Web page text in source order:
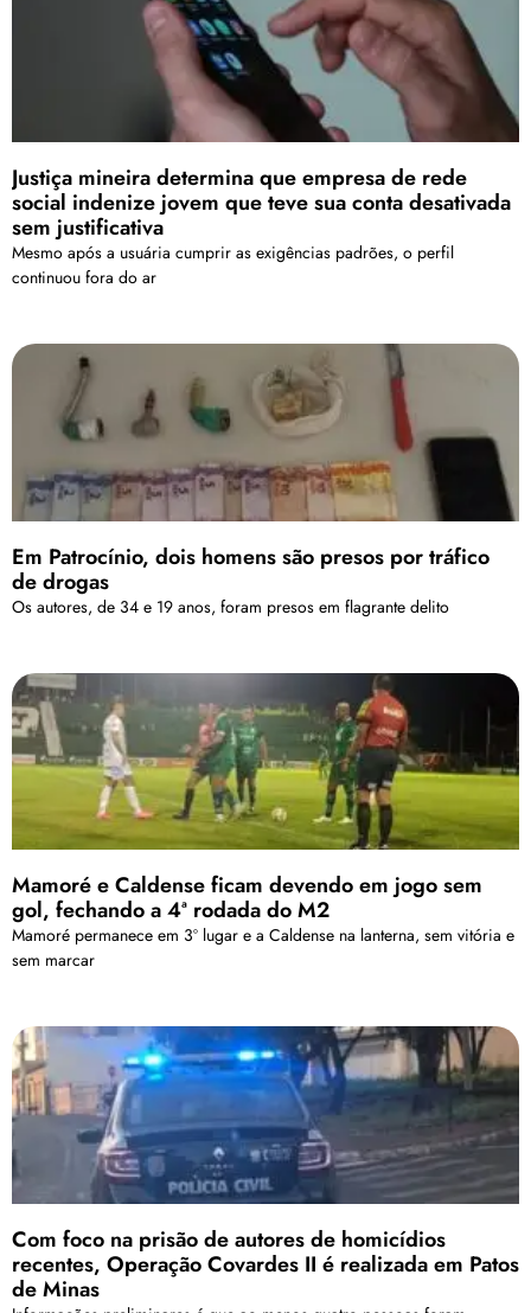
Justiça mineira determina que empresa de rede
social indenize jovem que teve sua conta desativada
sem justificativa
Mesmo após a usuária cumprir as exigências padrões, o perfil
continuou fora do ar
Em Patrocínio, dois homens são presos por tráfico
de drogas
Os autores, de 34 e 19 anos, foram presos em flagrante delito
Mamoré e Caldense ficam devendo em jogo sem
gol, fechando a 4ª rodada do M2
Mamoré permanece em 3º lugar e a Caldense na lanterna, sem vitória e
sem marcar
Com foco na prisão de autores de homicídios
recentes, Operação Covardes II é realizada em Patos
de Minas